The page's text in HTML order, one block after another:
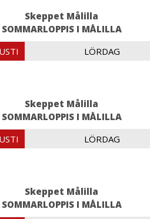
Skeppet Målilla
SOMMARLOPPIS I MÅLILLA
LÖRDAG
Skeppet Målilla
SOMMARLOPPIS I MÅLILLA
LÖRDAG
Skeppet Målilla
SOMMARLOPPIS I MÅLILLA